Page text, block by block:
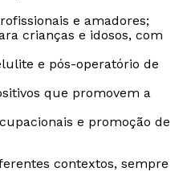
e amadores;
crianças e idosos, com
e pós-operatório de
que promovem a
e promoção de
contextos, sempre